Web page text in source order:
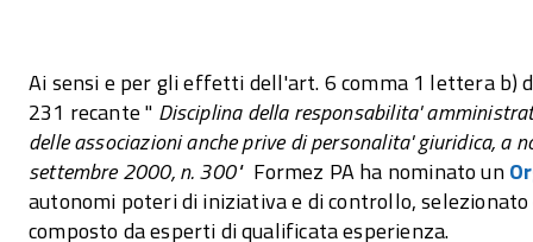
Ai sensi e per gli effetti dell'art. 6 comma 1 lettera b)
231 recante " Disciplina della responsabilita'
delle associazioni anche prive di personalita' giuridica, a
settembre 2000, n. 300" Formez PA ha nominato un
autonomi poteri di iniziativa e di controllo, selezionato
composto da esperti di qualificata esperienza.